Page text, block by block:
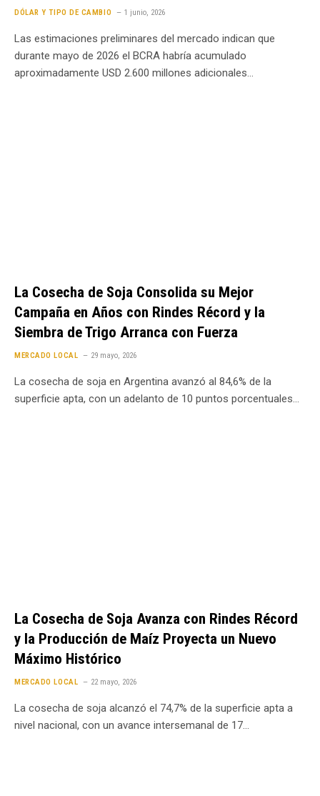
DÓLAR Y TIPO DE CAMBIO 1 junio, 2026
Las estimaciones preliminares del mercado indican que
durante mayo de 2026 el BCRA habría acumulado
aproximadamente USD 2.600 millones adicionales…
La Cosecha de Soja Consolida su Mejor
Campaña en Años con Rindes Récord y la
Siembra de Trigo Arranca con Fuerza
MERCADO LOCAL 29 mayo, 2026
La cosecha de soja en Argentina avanzó al 84,6% de la
superficie apta, con un adelanto de 10 puntos porcentuales…
La Cosecha de Soja Avanza con Rindes Récord
y la Producción de Maíz Proyecta un Nuevo
Máximo Histórico
MERCADO LOCAL 22 mayo, 2026
La cosecha de soja alcanzó el 74,7% de la superficie apta a
nivel nacional, con un avance intersemanal de 17…